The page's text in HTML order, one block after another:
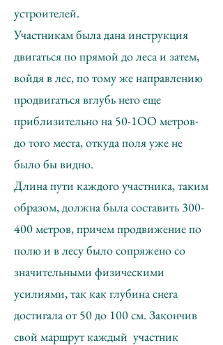
устроителей.
Участникам была дана инструкция
двигаться по прямой до леса и затем,
войдя в лес, по тому же направлению
продвигаться вглубь него еще
приблизительно на 50-1ОО метров-
до того места, откуда поля уже не
было бы видно.
Длина пути каждого участника, таким
образом, должна была составить 300-
400 метров, причем продвижение по
полю и в лесу было сопряжено со
значительными физическими
усилиями, так как глубина снега
достигала от 50 до 100 см. Закончив
свой маршрут каждый участник